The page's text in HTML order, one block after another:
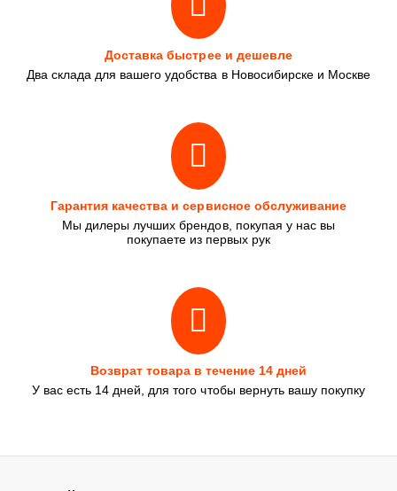
Доставка быстрее и дешевле
Два склада для вашего удобства в Новосибирске и Москве
Гарантия качества и сервисное обслуживание
Мы дилеры лучших брендов, покупая у нас вы
покупаете из первых рук
Возврат товара в течение 14 дней
У вас есть 14 дней, для того чтобы вернуть вашу покупку